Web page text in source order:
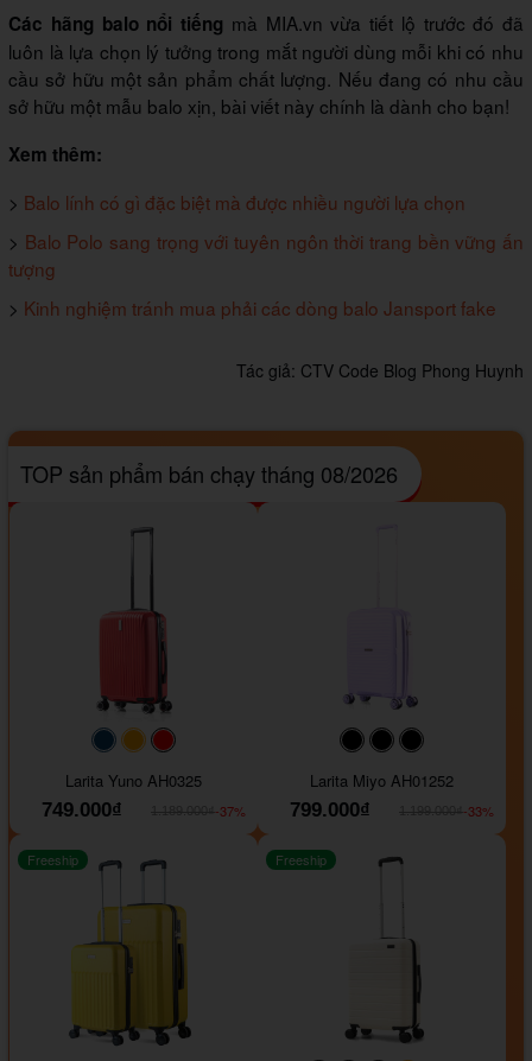
Các hãng balo nổi tiếng mà MIA.vn vừa tiết lộ trước đó đã
luôn là lựa chọn lý tưởng trong mắt người dùng mỗi khi có nhu
cầu sở hữu một sản phẩm chất lượng. Nếu đang có nhu cầu
sở hữu một mẫu balo xịn, bài viết này chính là dành cho bạn!
Xem thêm:
> Balo lính có gì đặc biệt mà được nhiều người lựa chọn
> Balo Polo sang trọng với tuyên ngôn thời trang bền vững ấn
tượng
> Kinh nghiệm tránh mua phải các dòng balo Jansport fake
Tác giả: CTV Code Blog Phong Huynh
TOP sản phẩm bán chạy tháng 08/2026
#093f69#ffa500
Larita Yuno AH0325
749.000₫
-37%
#000000#000000
Larita Miyo AH01252
799.000₫
-33%
Freeship Freeship